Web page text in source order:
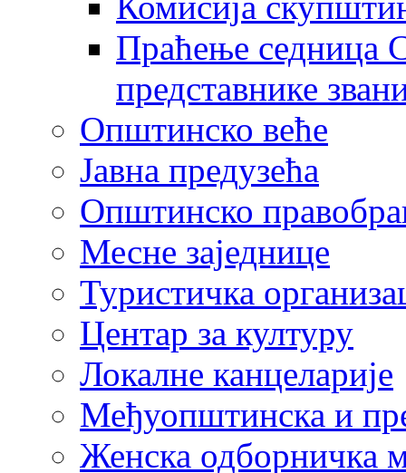
Праћење седница
представнике
Општинско веће
Јавна предузећа
Општинско
Месне заједнице
Туристичка
Центaр за културу
Локалне канцеларије
Међуопштинска и
Женска одборничка